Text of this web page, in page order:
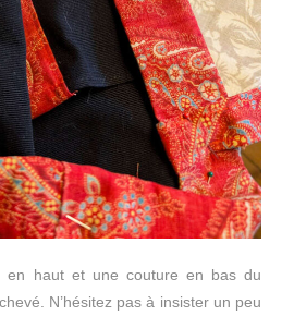
en haut et une couture en bas du
N’hésitez pas à insister un peu